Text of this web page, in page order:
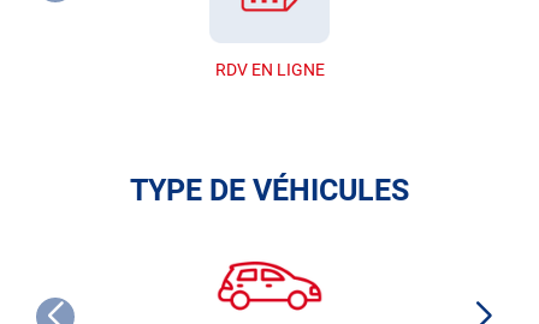
RDV EN LIGNE
TYPE DE VÉHICULES